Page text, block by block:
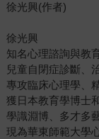
徐光興(作者)
徐光興
知名心理諮詢與教
兒童自閉症診斷、
專攻臨床心理學、
獲日本教育學博士
學識淵博、多才多
現為華東師範大學